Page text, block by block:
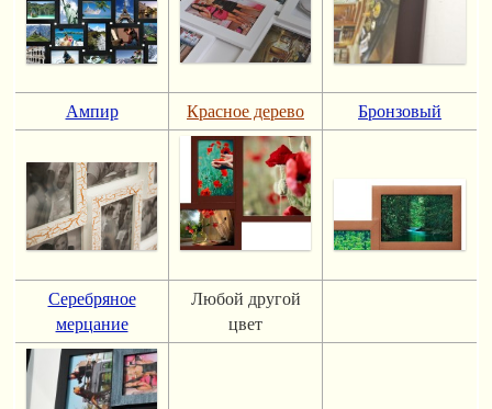
Ампир Красное дерево Бронзовый
Серебряное
мерцание
Любой другой
цвет